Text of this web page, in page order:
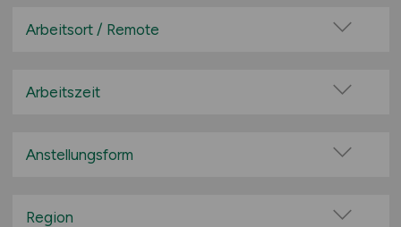
Arbeitsort / Remote
Home-Office möglich / Hybrid
Remote aus dem Ausland möglich
Arbeitszeit
Teilzeit
Anstellungsform
befristete Anstellung
Region